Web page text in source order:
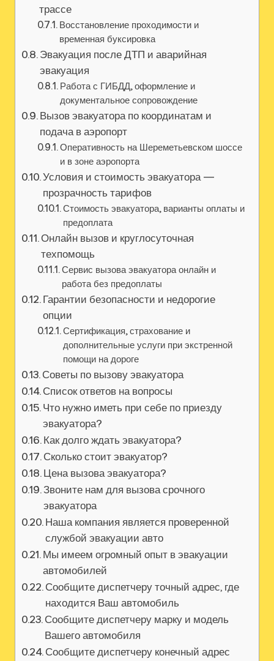
трассе
Восстановление проходимости и
временная буксировка
Эвакуация после ДТП и аварийная
эвакуация
Работа с ГИБДД, оформление и
документальное сопровождение
Вызов эвакуатора по координатам и
подача в аэропорт
Оперативность на Шереметьевском шоссе
и в зоне аэропорта
Условия и стоимость эвакуатора —
прозрачность тарифов
Стоимость эвакуатора, варианты оплаты и
предоплата
Онлайн вызов и круглосуточная
техпомощь
Сервис вызова эвакуатора онлайн и
работа без предоплаты
Гарантии безопасности и недорогие
опции
Сертификация, страхование и
дополнительные услуги при экстренной
помощи на дороге
Советы по вызову эвакуатора
Список ответов на вопросы
Что нужно иметь при себе по приезду
эвакуатора?
Как долго ждать эвакуатора?
Сколько стоит эвакуатор?
Цена вызова эвакуатора?
Звоните нам для вызова срочного
эвакуатора
Наша компания является проверенной
службой эвакуации авто
Мы имеем огромный опыт в эвакуации
автомобилей
Сообщите диспетчеру точный адрес, где
находится Ваш автомобиль
Сообщите диспетчеру марку и модель
Вашего автомобиля
Сообщите диспетчеру конечный адрес